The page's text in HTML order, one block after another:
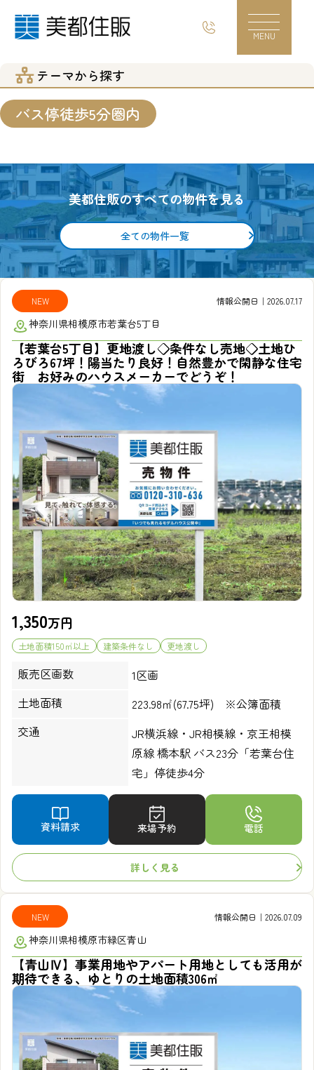
テーマから探す｜神奈川の新築分譲住宅・土地
MENU
テーマから探す
バス停徒歩5分圏内
美都住販のすべての物件を見る
全ての物件一覧
NEW 情報公開日｜2026.07.17
神奈川県相模原市若葉台5丁目
【若葉台5丁目】更地渡し◇条件なし売地◇土地ひ
ろびろ67坪！陽当たり良好！自然豊かで閑静な住宅
街 お好みのハウスメーカーでどうぞ！
1,350万円
土地面積150㎡以上 建築条件なし 更地渡し
販売区画数
1区画
土地面積
223.98㎡(67.75坪) ※公簿面積
交通
JR横浜線・JR相模線・京王相模
原線 橋本駅 バス23分「若葉台住
宅」停徒歩4分
資料請求 来場予約 電話
詳しく見る
NEW 情報公開日｜2026.07.09
神奈川県相模原市緑区青山
【青山Ⅳ】事業用地やアパート用地としても活用が
期待できる、ゆとりの土地面積306㎡